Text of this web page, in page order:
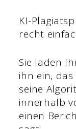
KI-
recht
Sie laden
ihn ein,
seine
innerhalb
einen